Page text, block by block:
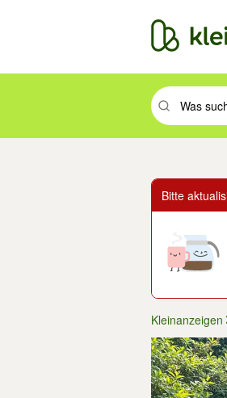
Suchbegriff
Bitte
Kleinanzeigen